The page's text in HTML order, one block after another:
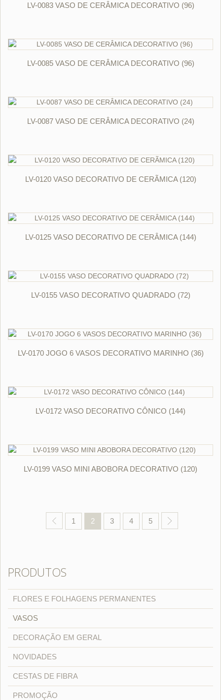
LV-0083 VASO DE CERÂMICA DECORATIVO (96)
LV-0085 VASO DE CERÂMICA DECORATIVO (96)
LV-0087 VASO DE CERÂMICA DECORATIVO (24)
LV-0120 VASO DECORATIVO DE CERÃMICA (120)
LV-0125 VASO DECORATIVO DE CERÂMICA (144)
LV-0155 VASO DECORATIVO QUADRADO (72)
LV-0170 JOGO 6 VASOS DECORATIVO MARINHO (36)
LV-0172 VASO DECORATIVO CÔNICO (144)
LV-0199 VASO MINI ABOBORA DECORATIVO (120)
1 2 3 4 5
PRODUTOS
FLORES E FOLHAGENS PERMANENTES
VASOS
DECORAÇÃO EM GERAL
NOVIDADES
CESTAS DE FIBRA
PROMOÇÃO